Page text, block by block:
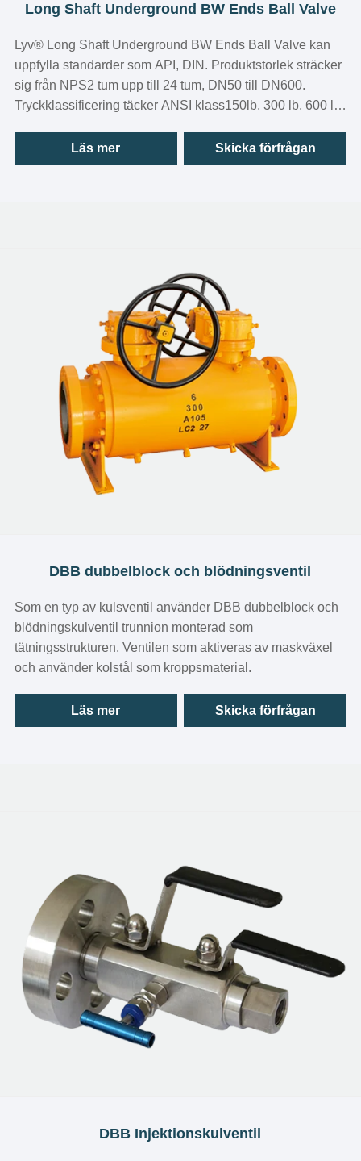
Long Shaft Underground BW Ends Ball Valve
Lyv®️ Long Shaft Underground BW Ends Ball Valve kan
uppfylla standarder som API, DIN. Produktstorlek sträcker
sig från NPS2 tum upp till 24 tum, DN50 till DN600.
Tryckklassificering täcker ANSI klass150lb, 300 lb, 600 lb
Läs mer
Skicka förfrågan
DBB dubbelblock och blödningsventil
Som en typ av kulsventil använder DBB dubbelblock och
blödningskulventil trunnion monterad som
tätningsstrukturen. Ventilen som aktiveras av maskväxel
och använder kolstål som kroppsmaterial.
Läs mer Skicka förfrågan
DBB Injektionskulventil